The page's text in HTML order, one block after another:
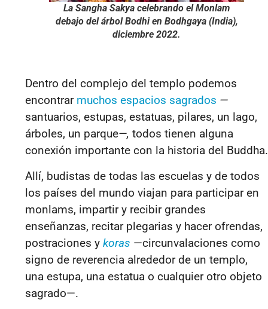
La Sangha Sakya celebrando el Monlam
debajo del árbol Bodhi en Bodhgaya (India),
diciembre 2022.
Dentro del complejo del templo podemos
encontrar muchos espacios sagrados —
santuarios, estupas, estatuas, pilares, un lago,
árboles, un parque—, todos tienen alguna
conexión importante con la historia del Buddha.
Allí, budistas de todas las escuelas y de todos
los países del mundo viajan para participar en
monlams, impartir y recibir grandes
enseñanzas, recitar plegarias y hacer ofrendas,
postraciones y koras —circunvalaciones como
signo de reverencia alrededor de un templo,
una estupa, una estatua o cualquier otro objeto
sagrado—.